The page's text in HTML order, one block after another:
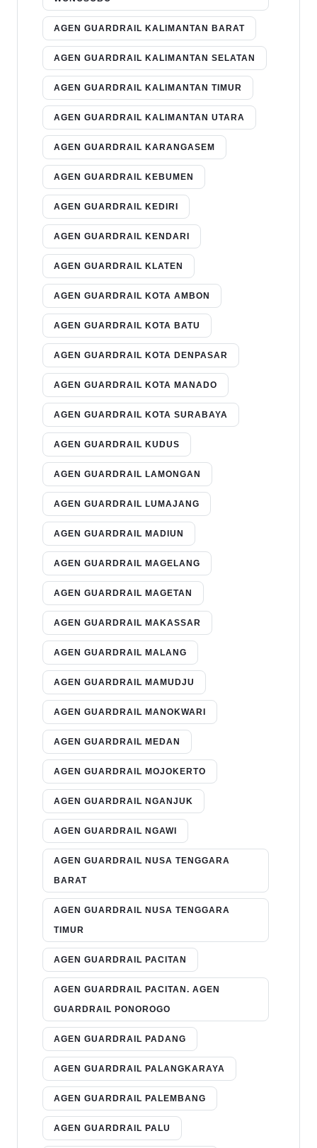
AGEN GUARDRAIL KALIMANTAN BARAT
AGEN GUARDRAIL KALIMANTAN SELATAN
AGEN GUARDRAIL KALIMANTAN TIMUR
AGEN GUARDRAIL KALIMANTAN UTARA
AGEN GUARDRAIL KARANGASEM
AGEN GUARDRAIL KEBUMEN
AGEN GUARDRAIL KEDIRI
AGEN GUARDRAIL KENDARI
AGEN GUARDRAIL KLATEN
AGEN GUARDRAIL KOTA AMBON
AGEN GUARDRAIL KOTA BATU
AGEN GUARDRAIL KOTA DENPASAR
AGEN GUARDRAIL KOTA MANADO
AGEN GUARDRAIL KOTA SURABAYA
AGEN GUARDRAIL KUDUS
AGEN GUARDRAIL LAMONGAN
AGEN GUARDRAIL LUMAJANG
AGEN GUARDRAIL MADIUN
AGEN GUARDRAIL MAGELANG
AGEN GUARDRAIL MAGETAN
AGEN GUARDRAIL MAKASSAR
AGEN GUARDRAIL MALANG
AGEN GUARDRAIL MAMUDJU
AGEN GUARDRAIL MANOKWARI
AGEN GUARDRAIL MEDAN
AGEN GUARDRAIL MOJOKERTO
AGEN GUARDRAIL NGANJUK
AGEN GUARDRAIL NGAWI
AGEN GUARDRAIL NUSA TENGGARA
BARAT
AGEN GUARDRAIL NUSA TENGGARA
TIMUR
AGEN GUARDRAIL PACITAN
AGEN GUARDRAIL PACITAN. AGEN
GUARDRAIL PONOROGO
AGEN GUARDRAIL PADANG
AGEN GUARDRAIL PALANGKARAYA
AGEN GUARDRAIL PALEMBANG
AGEN GUARDRAIL PALU